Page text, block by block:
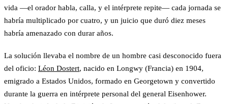
vida —el orador habla, calla, y el intérprete repite— cada jornada se
habría multiplicado por cuatro, y un juicio que duró diez meses
habría amenazado con durar años.
La solución llevaba el nombre de un hombre casi desconocido fuera
del oficio: Léon Dostert, nacido en Longwy (Francia) en 1904,
emigrado a Estados Unidos, formado en Georgetown y convertido
durante la guerra en intérprete personal del general Eisenhower.